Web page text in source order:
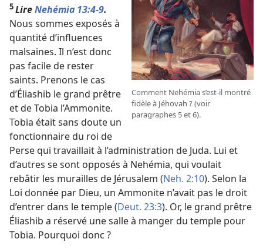
Comment Nehémia s’est-il montré
fidèle à Jéhovah ? (voir
paragraphes 5 et 6).
5LireNehémia 13:4-9.
Nous sommes exposés à
quantité d’influences
malsaines. Il n’est donc
pas facile de rester
saints. Prenons le cas
d’Éliashib le grand prêtre
et de Tobia l’Ammonite.
Tobia était sans doute un
fonctionnaire du roi de
Perse qui travaillait à l’administration de Juda. Lui et
d’autres se sont opposés à Nehémia, qui voulait
rebâtir les murailles de Jérusalem (Neh. 2:10). Selon la
Loi donnée par Dieu, un Ammonite n’avait pas le droit
d’entrer dans le temple (Deut. 23:3). Or, le grand prêtre
Éliashib a réservé une salle à manger du temple pour
Tobia. Pourquoi donc ?